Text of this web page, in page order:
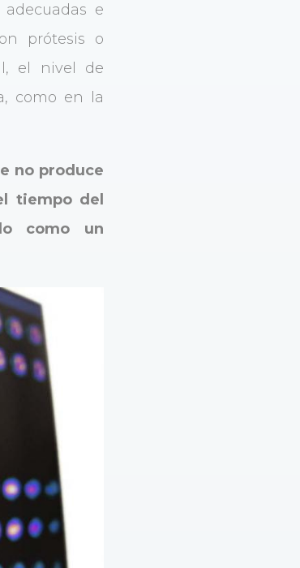
e
prótesis o
el nivel de
como en la
no produce
tiempo del
como un